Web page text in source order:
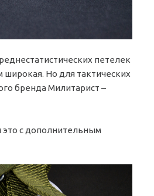
петелек
широкая. Но для тактических
бренда Милитарист –
это с дополнительным